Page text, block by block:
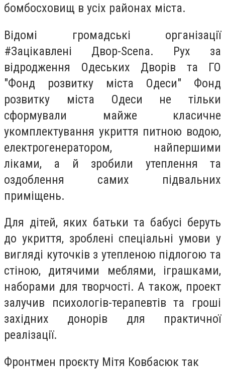
бомбосховищ в усіх районах міста.
Відомі громадські організації
#Зацікавлені Двор-Scena. Рух за
відродження Одеських Дворів та ГО
"Фонд розвитку міста Одеси" Фонд
розвитку міста Одеси не тільки
сформували майже класичне
укомплектування укриття питною водою,
електрогенератором, найпершими
ліками, а й зробили утеплення та
оздоблення самих підвальних
приміщень.
Для дітей, яких батьки та бабусі беруть
до укриття, зроблені спеціальні умови у
вигляді куточків з утепленою підлогою та
стіною, дитячими меблями, іграшками,
наборами для творчості. А також, проект
залучив психологів-терапевтів та гроші
західних донорів для практичної
реалізації.
Фронтмен проєкту Мітя Ковбасюк так